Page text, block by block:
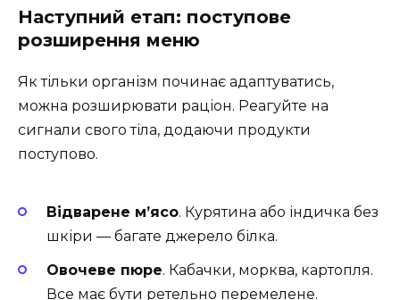
Наступний етап: поступове
розширення меню
Як тільки організм починає адаптуватись,
можна розширювати раціон. Реагуйте на
сигнали свого тіла, додаючи продукти
поступово.
Відварене м’ясо. Курятина або індичка без
шкіри — багате джерело білка.
Овочеве пюре. Кабачки, морква, картопля.
Все має бути ретельно перемелене.